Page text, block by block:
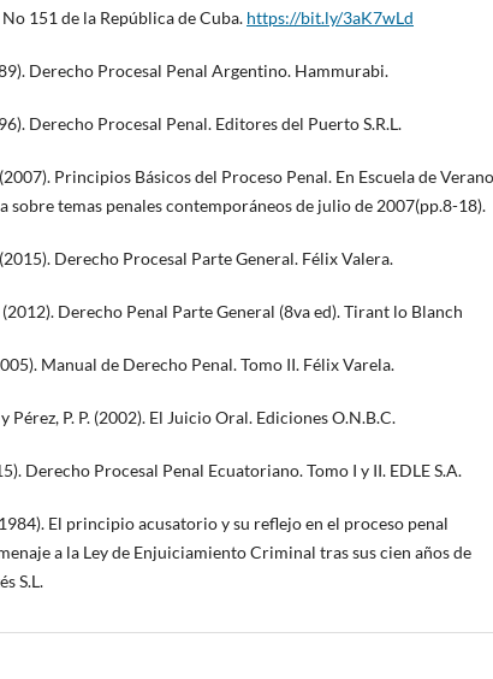
151 de la República de Cuba. https://bit.ly/3aK7wLd
Derecho Procesal Penal Argentino. Hammurabi.
Derecho Procesal Penal. Editores del Puerto S.R.L.
Principios Básicos del Proceso Penal. En Escuela de Verano
sobre temas penales contemporáneos de julio de 2007(pp.8-18).
Derecho Procesal Parte General. Félix Valera.
(2012). Derecho Penal Parte General (8va ed). Tirant lo Blanch
Manual de Derecho Penal. Tomo II. Félix Varela.
Pérez, P. P. (2002). El Juicio Oral. Ediciones O.N.B.C.
Derecho Procesal Penal Ecuatoriano. Tomo I y II. EDLE S.A.
El principio acusatorio y su reflejo en el proceso penal
a la Ley de Enjuiciamiento Criminal tras sus cien años de
S.L.